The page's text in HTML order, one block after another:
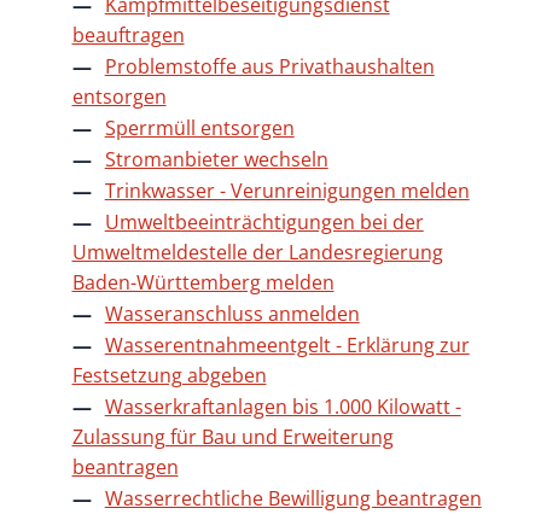
beauftragen
Problemstoffe aus Privathaushalten
entsorgen
Sperrmüll entsorgen
Stromanbieter wechseln
Trinkwasser - Verunreinigungen melden
Umweltbeeinträchtigungen bei der
Umweltmeldestelle der Landesregierung
Baden-Württemberg melden
Wasseranschluss anmelden
Wasserentnahmeentgelt - Erklärung zur
Festsetzung abgeben
Wasserkraftanlagen bis 1.000 Kilowatt -
Zulassung für Bau und Erweiterung
beantragen
Wasserrechtliche Bewilligung beantragen